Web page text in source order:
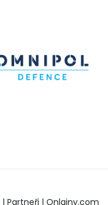
| Partneři | Onlajny.com